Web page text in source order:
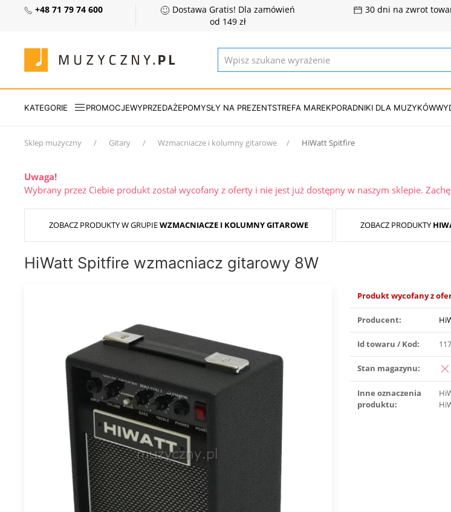
+48 71 79 74 600
Dostawa Gratis! Dla zamówień
od 149 zł
30 dni na zwrot
KATEGORIE PROMOCJEWYPRZEDAŻEPOMYSŁY NA PREZENTSTREFA MAREKPORADNIKI DLA MUZYKÓW
Sklep muzyczny Gitary Wzmacniacze i kolumny gitarowe HiWatt Spitfire
Uwaga!
Wybrany przez Ciebie produkt został wycofany z oferty i nie jest już dostępny w naszym sklepie.
ZOBACZ PRODUKTY W GRUPIEWZMACNIACZE I KOLUMNY GITAROWE ZOBACZ PRODUKTY
HiWatt Spitfire wzmacniacz gitarowy 8W
Produkt wycofany z
Producent:
Id towaru / Kod:
Stan magazynu:
Inne oznaczenia
produktu: